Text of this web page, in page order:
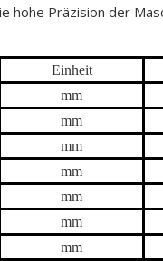
hohe Präzision der
Einheit
mm
mm
mm
mm
mm
mm
mm